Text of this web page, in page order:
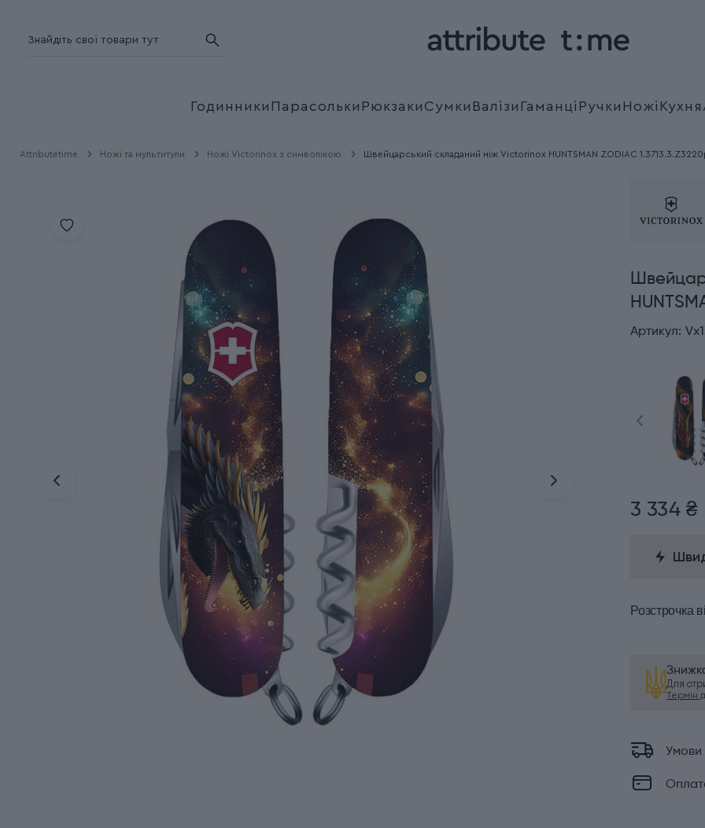
Годинники Парасольки Рюкзаки Сумки Валізи Гаманці Ручки Ножі Кухня
Attributetime Ножі та мультитули Ножі Victorinox з символікою Швейцарський складаний ніж Victorinox HUNTSMAN ZODIAC
Артикул:
3 334 ₴
Розстрочка
Для
Термін
Умови